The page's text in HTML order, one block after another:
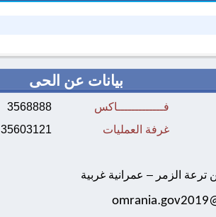
بيانات عن الحى
فـــــــــــــاكس
3568888
غرفة العمليات 35603121
ترعة الزمر – عمرانية غربية
.
omrania